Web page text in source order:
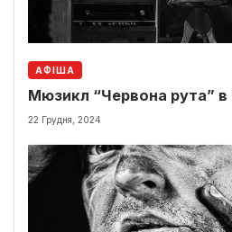
АФІША
Мюзикл “Червона рута” в
22 Грудня, 2024